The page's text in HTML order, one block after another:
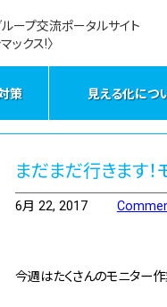
ープ交流ポータルサイト
ックス!〉
策 見える化につ
まだまだ行きます
6月 22, 2017
今週はたくさんのモニター